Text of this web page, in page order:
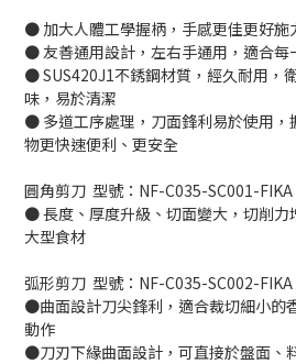
● 加大人體工學握柄，手感更佳更好施
● 友善通用設計，左右手通用，適合每
● SUS420J1不銹鋼材質，經久耐用，
味，易於清潔
● 多道工序處理，刀面鋒利易於使用，
物更快速便利、更安全
圓角剪刀  型號：NF-C035-SC001-FIKA
● 長度、厚度升級、切面變大，切削力
大型食材
弧形剪刀  型號：NF-C035-SC002-FIKA
●曲面設計刀尖鋒利，適合裁切細小的
動作
●刀刃下緣曲面設計，可直接於盤面、